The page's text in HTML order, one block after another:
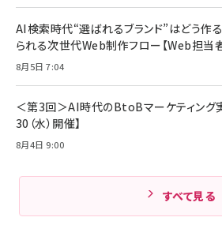
Amazonランキングを
ケーブル Anker絡まない
ド付き USB PD対応 シ
17 / 16 / 15 / Galaxy
Pro/Air 各種対応 (1.8m ミ
￥1,890
￥4,857
AI検索時代“選ばれるブランド”はどう作
られる次世代Web制作フロー【Web担当
8月5日 7:04
＜第3回＞AI時代のBtoBマーケティング実
30（水）開催】
8月4日 9:00
すべて見る